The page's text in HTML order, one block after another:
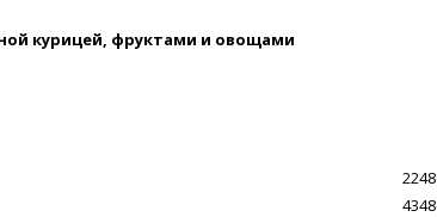
курицей, фруктами и овощами
2248
4348